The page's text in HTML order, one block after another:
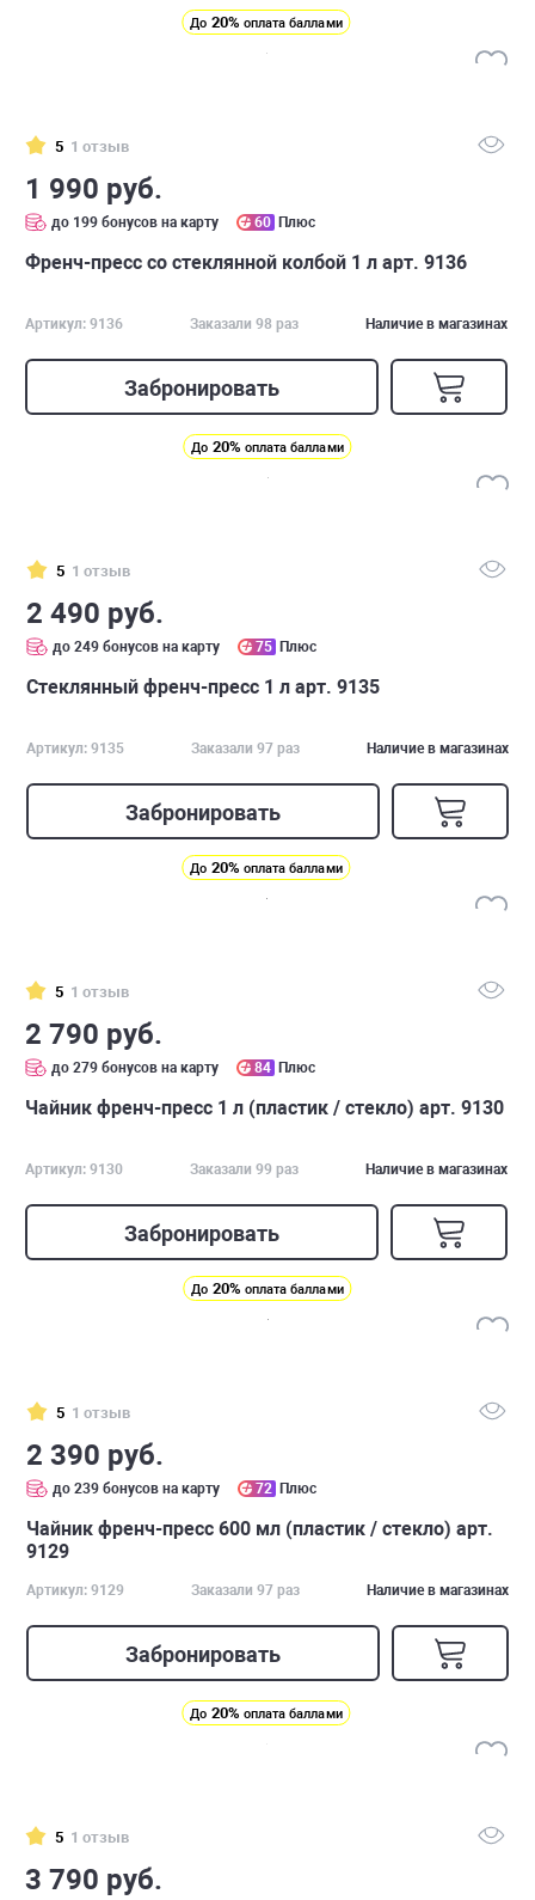
До 20% оплата баллами
5 1 отзыв
1 990 руб.
до 199 бонусов на карту 60 Плюс
Френч-пресс со стеклянной колбой 1 л арт. 9136
Артикул: 9136 Заказали 98 раз Наличие в магазинах
Забронировать
До 20% оплата баллами
5 1 отзыв
2 490 руб.
до 249 бонусов на карту 75 Плюс
Стеклянный френч-пресс 1 л арт. 9135
Артикул: 9135 Заказали 97 раз Наличие в магазинах
Забронировать
До 20% оплата баллами
5 1 отзыв
2 790 руб.
до 279 бонусов на карту 84 Плюс
Чайник френч-пресс 1 л (пластик / стекло) арт. 9130
Артикул: 9130 Заказали 99 раз Наличие в магазинах
Забронировать
До 20% оплата баллами
5 1 отзыв
2 390 руб.
до 239 бонусов на карту 72 Плюс
Чайник френч-пресс 600 мл (пластик / стекло) арт.
9129
Артикул: 9129 Заказали 97 раз Наличие в магазинах
Забронировать
До 20% оплата баллами
5 1 отзыв
3 790 руб.